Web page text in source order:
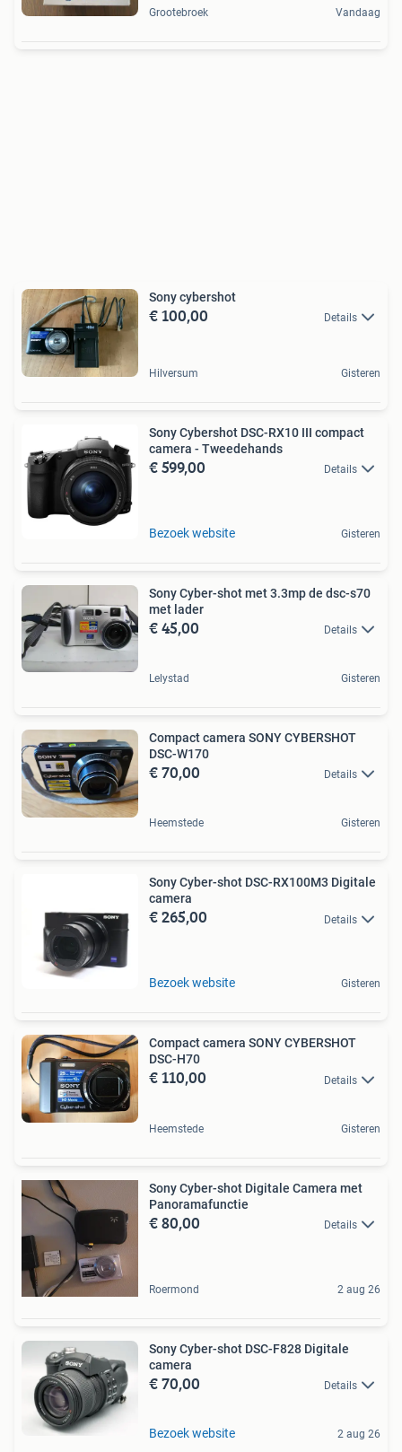
Grootebroek Vandaag
Sony cybershot
€ 100,00 Details
Hilversum Gisteren
Sony Cybershot DSC-RX10 III compact
camera - Tweedehands
€ 599,00 Details
Bezoek website Gisteren
Sony Cyber-shot met 3.3mp de dsc-s70
met lader
€ 45,00 Details
Lelystad Gisteren
Compact camera SONY CYBERSHOT
DSC-W170
€ 70,00 Details
Heemstede Gisteren
Sony Cyber-shot DSC-RX100M3 Digitale
camera
€ 265,00 Details
Bezoek website Gisteren
Compact camera SONY CYBERSHOT
DSC-H70
€ 110,00 Details
Heemstede Gisteren
Sony Cyber-shot Digitale Camera met
Panoramafunctie
€ 80,00 Details
Roermond 2 aug 26
Sony Cyber-shot DSC-F828 Digitale
camera
€ 70,00 Details
Bezoek website 2 aug 26